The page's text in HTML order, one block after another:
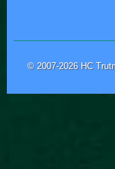
© 2007-2026 HC